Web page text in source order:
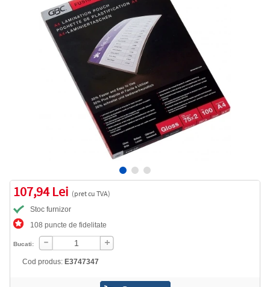
107,94 Lei (pret cu TVA)
Stoc furnizor
108 puncte de fidelitate
Bucati:
Cod produs: E3747347